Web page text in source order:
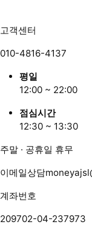
고객센터
010-4816-4137
평일
12:00 ~ 22:00
점심시간
12:30 ~ 13:30
주말 · 공휴일 휴무
이메일상담
계좌번호
209702-04-237973